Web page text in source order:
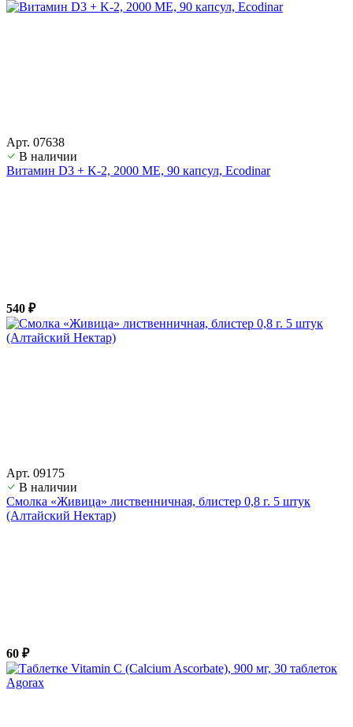
Арт. 07638
В наличии
Витамин D3 + K-2, 2000 ME, 90 капсул, Ecodinar
540 ₽
Арт. 09175
В наличии
Смолка «Живица» лиственничная, блистер 0,8 г. 5 штук
(Алтайский Нектар)
60 ₽